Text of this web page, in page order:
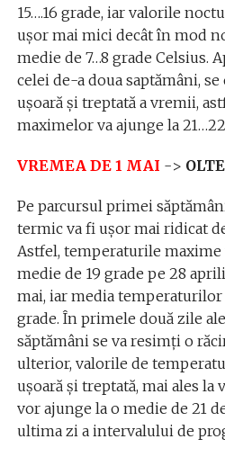
15….16 grade, iar valorile
uşor mai mici decât în mod
medie de 7…8 grade Celsius.
celei de-a doua saptămâni,
uşoară şi treptată a vremii,
maximelor va ajunge la
VREMEA DE 1 MAI ->
Pe parcursul primei
termic va fi uşor mai ridicat
Astfel, temperaturile maxime
medie de 19 grade pe 28
mai, iar media
grade. În primele două zile
săptămâni se va resimţi o
ulterior, valorile de
uşoară şi treptată, mai ales la
vor ajunge la o medie de 21
ultima zi a intervalului de